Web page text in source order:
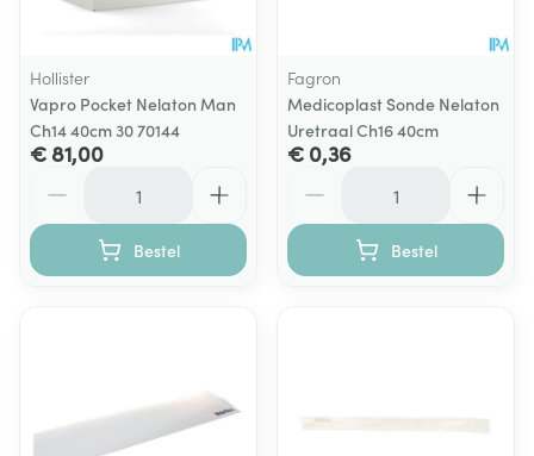
Hollister
Vapro Pocket Nelaton Man
Ch14 40cm 30 70144
€ 81,00
Bestel
Fagron
Medicoplast Sonde Nelaton
Uretraal Ch16 40cm
€ 0,36
Bestel